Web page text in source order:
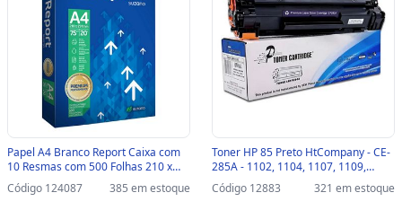
Papel A4 Branco Report Caixa com
10 Resmas com 500 Folhas 210 x
297 75 Gramas -
20088997/20091915 -
Código 124087 385 em estoque
Toner HP 85 Preto HtCompany - CE-
285A - 1102, 1104, 1107, 1109,
1102W, 1104W, 1107W, 1109W,
M1130, M1132, M1212NFMFP,
Código 12883 321 em estoque